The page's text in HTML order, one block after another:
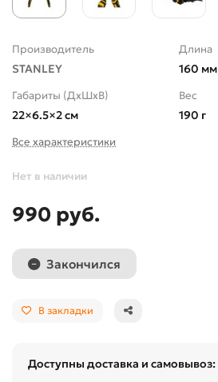
Производитель
STANLEY
Длина
160 мм
Габариты (ДхШхВ)
22×6.5×2 см
Вес
190 г
Все характеристики
Нет в наличии
990 руб.
Закончился
В закладки
Доступны доставка и самовывоз: